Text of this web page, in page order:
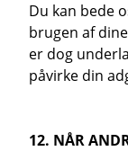
Du kan bede
brugen af
er dog
påvirke din
12. NÅR